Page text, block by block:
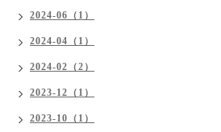
2024-06（1）
2024-04（1）
2024-02（2）
2023-12（1）
2023-10（1）